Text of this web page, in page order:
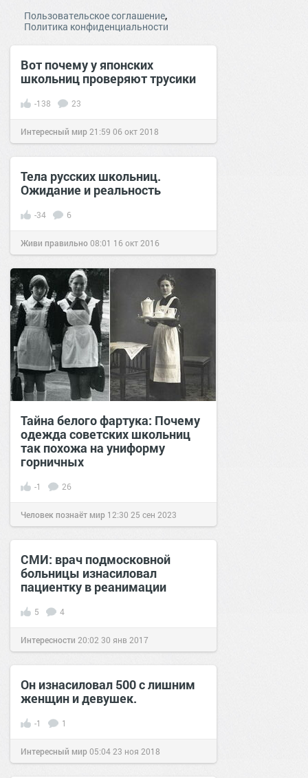
Пользовательское соглашение,
Политика конфиденциальности
Вот почему у японских
школьниц проверяют трусики
-138 23
Интересный мир 21:59 06 окт 2018
Тела русских школьниц.
Ожидание и реальность
-34 6
Живи правильно08:01 16 окт 2016
Тайна белого фартука: Почему
одежда советских школьниц
так похожа на униформу
горничных
-1 26
Человек познаёт мир 12:30 25 сен 2023
СМИ: врач подмосковной
больницы изнасиловал
пациентку в реанимации
5 4
Интересности 20:02 30 янв 2017
Он изнасиловал 500 с лишним
женщин и девушек.
-1 1
Интересный мир05:04 23 ноя 2018